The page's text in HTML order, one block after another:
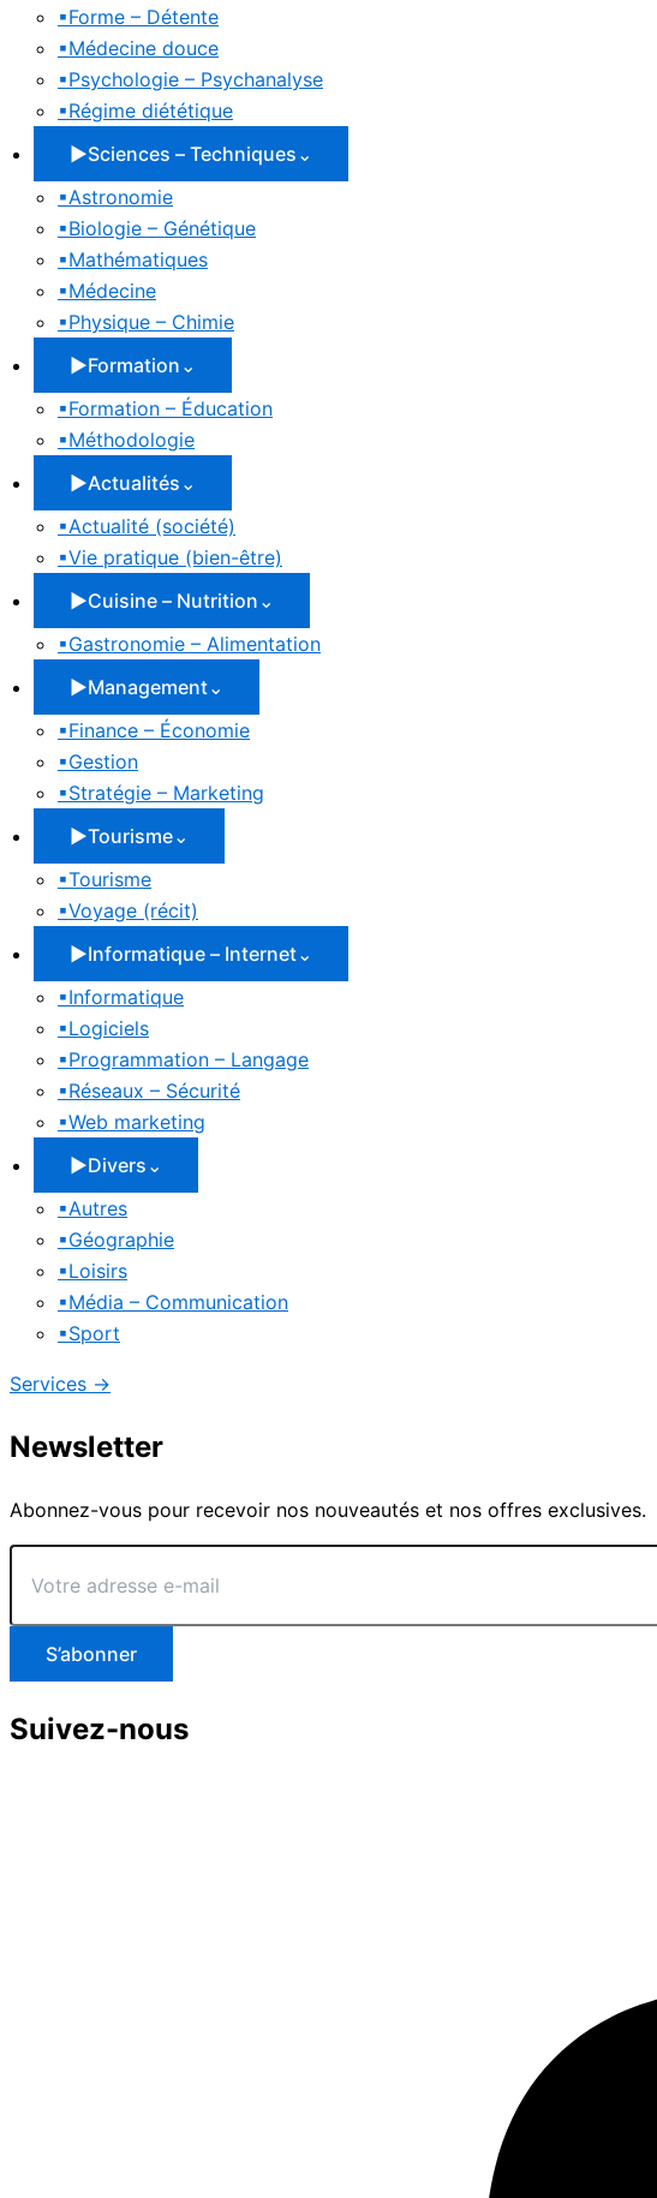
▪Forme – Détente
▪Médecine douce
▪Psychologie – Psychanalyse
▪Régime diététique
▶Sciences – Techniques ⌄
▪Astronomie
▪Biologie – Génétique
▪Mathématiques
▪Médecine
▪Physique – Chimie
▶Formation ⌄
▪Formation – Éducation
▪Méthodologie
▶Actualités ⌄
▪Actualité (société)
▪Vie pratique (bien-être)
▶Cuisine – Nutrition ⌄
▪Gastronomie – Alimentation
▶Management⌄
▪Finance – Économie
▪Gestion
▪Stratégie – Marketing
▶Tourisme⌄
▪Tourisme
▪Voyage (récit)
▶Informatique – Internet⌄
▪Informatique
▪Logiciels
▪Programmation – Langage
▪Réseaux – Sécurité
▪Web marketing
▶Divers ⌄
▪Autres
▪Géographie
▪Loisirs
▪Média – Communication
▪Sport
Services →
Newsletter
Abonnez-vous pour recevoir nos nouveautés et nos offres exclusives.
Votre
adresse
mail
S’abonner
Suivez-nous